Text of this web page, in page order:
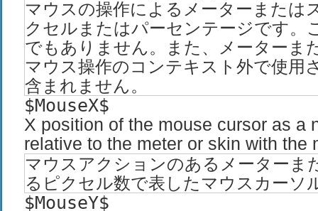
マウスの操作によるメーターまたは
クセルまたはパーセンテージです。
でもありません。また、メーターま
マウス操作のコンテキスト外で使用
含まれません。
$MouseX$
X position of the mouse cursor as a
relative to the meter or skin with the
マウスアクションのあるメーターま
るピクセル数で表したマウスカーソ
$MouseY$